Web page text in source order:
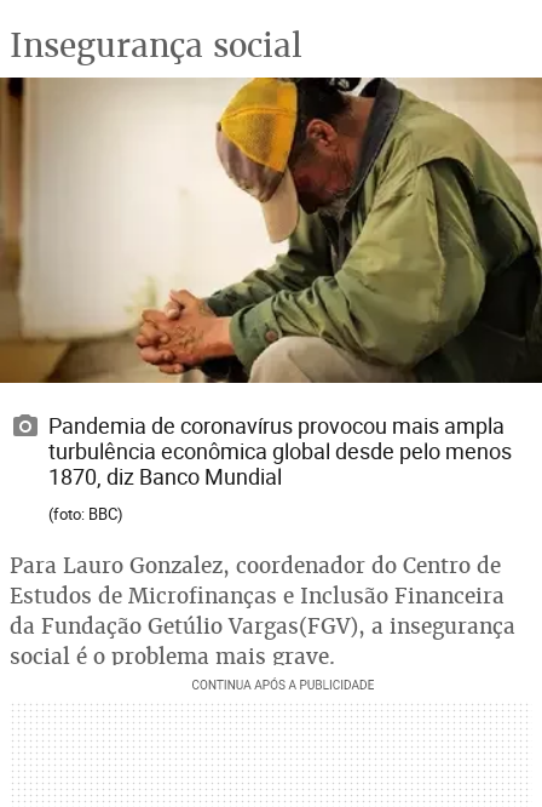
Insegurança social
Pandemia de coronavírus provocou mais ampla
turbulência econômica global desde pelo menos
1870, diz Banco Mundial
(foto: BBC)
Para Lauro Gonzalez, coordenador do Centro de
Estudos de Microfinanças e Inclusão Financeira
da Fundação Getúlio Vargas(FGV), a insegurança
social é o problema mais grave.